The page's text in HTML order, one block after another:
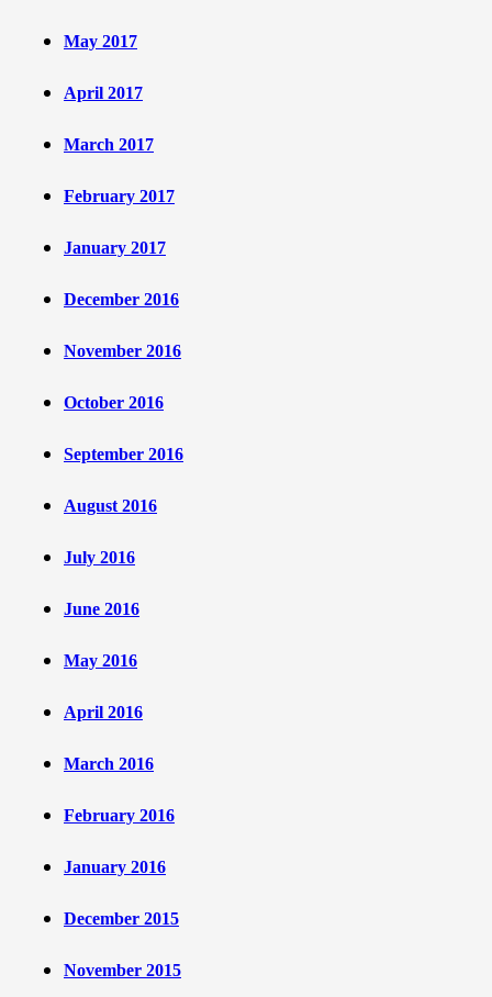
May 2017
April 2017
March 2017
February 2017
January 2017
December 2016
November 2016
October 2016
September 2016
August 2016
July 2016
June 2016
May 2016
April 2016
March 2016
February 2016
January 2016
December 2015
November 2015